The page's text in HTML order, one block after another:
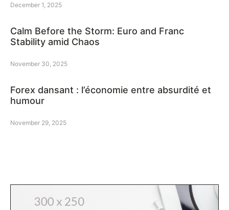
December 1, 2025
Calm Before the Storm: Euro and Franc
Stability amid Chaos
November 30, 2025
Forex dansant : l’économie entre absurdité et
humour
November 29, 2025